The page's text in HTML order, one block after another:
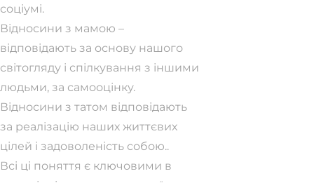
соціумі.
Відносини з мамою –
відповідають за основу нашого
світогляду і спілкування з іншими
людьми, за самооцінку.
Відносини з татом відповідають
за реалізацію наших життєвих
цілей і задоволеність собою..
Всі ці поняття є ключовими в